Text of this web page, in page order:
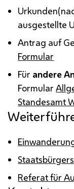
ausgestellte
Antrag auf
Formular
Für andere
Formular
Standesamt
Referat für